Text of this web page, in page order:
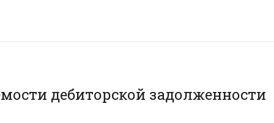
дебиторской задолженности